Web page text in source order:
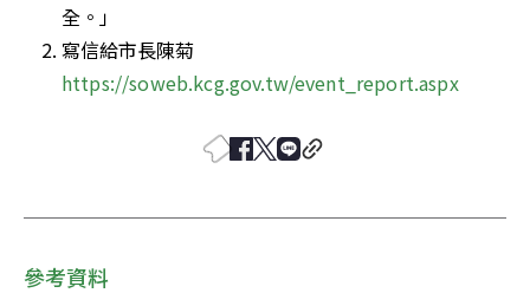
全。」
寫信給市長陳菊
https://soweb.kcg.gov.tw/event_report.aspx
參考資料